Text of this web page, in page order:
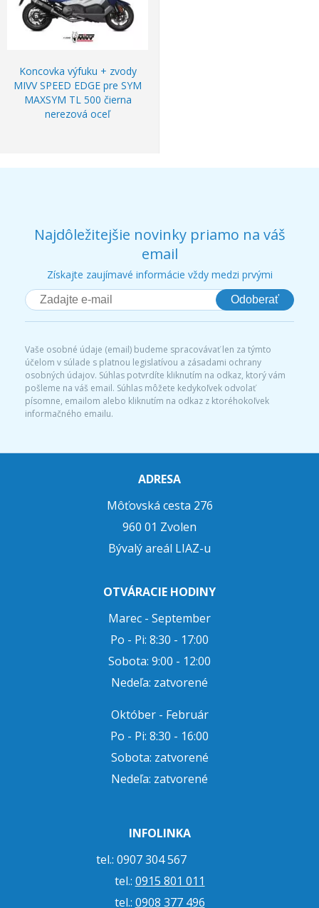
Koncovka výfuku + zvody
MIVV SPEED EDGE pre SYM
MAXSYM TL 500 čierna
nerezová oceľ
Najdôležitejšie novinky priamo na váš
email
Získajte zaujímavé informácie vždy medzi prvými
Odoberať
Vaše osobné údaje (email) budeme spracovávať len za týmto
účelom v súlade s platnou legislatívou a zásadami ochrany
osobných údajov. Súhlas potvrdíte kliknutím na odkaz, ktorý vám
pošleme na váš email. Súhlas môžete kedykoľvek odvolať
písomne, emailom alebo kliknutím na odkaz z ktoréhokoľvek
informačného emailu.
ADRESA
Môťovská cesta 276
960 01 Zvolen
Bývalý areál LIAZ-u
OTVÁRACIE HODINY
Marec - September
Po - Pi: 8:30 - 17:00
Sobota: 9:00 - 12:00
Nedeľa: zatvorené
Október - Február
Po - Pi: 8:30 - 16:00
Sobota: zatvorené
Nedeľa: zatvorené
INFOLINKA
tel.: 0907 304 567
tel.: 0915 801 011
tel.: 0908 377 496